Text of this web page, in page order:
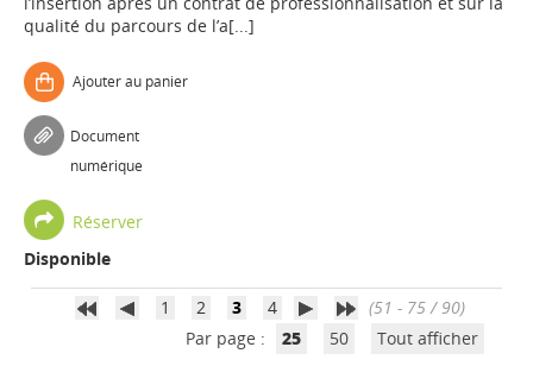
qualité du parcours de l’a[...]
Ajouter au panier
Document
numérique
Réserver
Disponible
1 2 3 4
(51 - 75 / 90)
Par page :
25 50 Tout afficher
Appels à projets
déconnecter)